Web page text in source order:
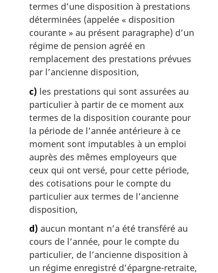
termes d’une disposition à prestations
déterminées (appelée « disposition
courante » au présent paragraphe) d’un
régime de pension agréé en
remplacement des prestations prévues
par l’ancienne disposition,
c) les prestations qui sont assurées au
particulier à partir de ce moment aux
termes de la disposition courante pour
la période de l’année antérieure à ce
moment sont imputables à un emploi
auprès des mêmes employeurs que
ceux qui ont versé, pour cette période,
des cotisations pour le compte du
particulier aux termes de l’ancienne
disposition,
d) aucun montant n’a été transféré au
cours de l’année, pour le compte du
particulier, de l’ancienne disposition à
un régime enregistré d’épargne-retraite,